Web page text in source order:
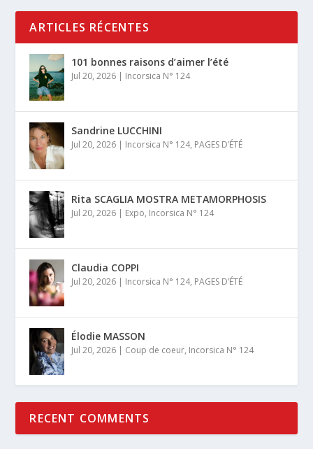
ARTICLES RÉCENTES
101 bonnes raisons d’aimer l’été
Jul 20, 2026 | Incorsica N° 124
Sandrine LUCCHINI
Jul 20, 2026 | Incorsica N° 124, PAGES D’ÉTÉ
Rita SCAGLIA MOSTRA METAMORPHOSIS
Jul 20, 2026 | Expo, Incorsica N° 124
Claudia COPPI
Jul 20, 2026 | Incorsica N° 124, PAGES D’ÉTÉ
Élodie MASSON
Jul 20, 2026 | Coup de coeur, Incorsica N° 124
RECENT COMMENTS